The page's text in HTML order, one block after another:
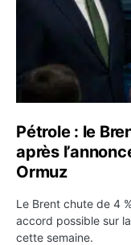
Pétrole : le
après
Ormuz
Le Brent chute de 4
accord possible sur
cette semaine.